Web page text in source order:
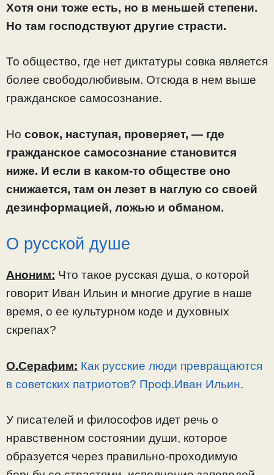
Хотя они тоже есть, но в меньшей степени.
Но там господствуют другие страсти.
То общество, где нет диктатуры совка является
более свободолюбивым. Отсюда в нем выше
гражданское самосознание.
Но совок, наступая, проверяет, — где
гражданское самосознание становится
ниже. И если в каком-то обществе оно
снижается, там он лезет в наглую со своей
дезинформацией, ложью и обманом.
О русской душе
Аноним: Что такое русская душа, о которой
говорит Иван Ильин и многие другие в наше
время, о ее культурном коде и духовных
скрепах?
О.Серафим: Как русские люди превращаются
в советских патриотов? Проф.Иван Ильин.
У писателей и философов идет речь о
нравственном состоянии души, которое
образуется через правильно-проходимую